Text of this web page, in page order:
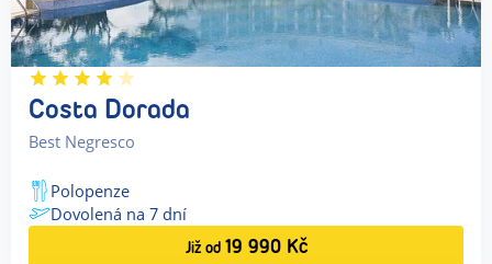
Costa Dorada
Best Negresco
Polopenze
Dovolená na 7 dní
Již od 19 990 Kč